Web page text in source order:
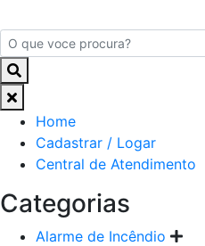
Home
Cadastrar / Logar
Central de Atendimento
Categorias
Alarme de Incêndio